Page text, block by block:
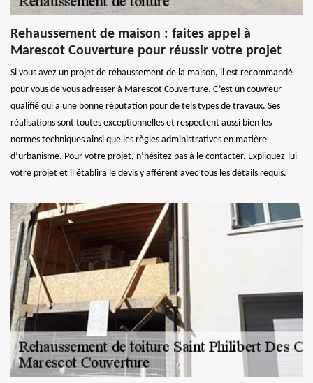
Rehaussement de maison : faites appel à
Marescot Couverture pour réussir votre projet
Si vous avez un projet de rehaussement de la maison, il est recommandé
pour vous de vous adresser à Marescot Couverture. C’est un couvreur
qualifié qui a une bonne réputation pour de tels types de travaux. Ses
réalisations sont toutes exceptionnelles et respectent aussi bien les
normes techniques ainsi que les règles administratives en matière
d’urbanisme. Pour votre projet, n’hésitez pas à le contacter. Expliquez-lui
votre projet et il établira le devis y afférent avec tous les détails requis.